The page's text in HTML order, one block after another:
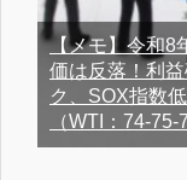
【メモ】令和8
価は反落！利
ク、SOX指数
（WTI：74-